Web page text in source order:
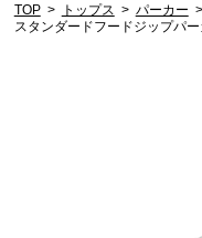
TOP トップス
パーカー
スタンダードフードジップパ